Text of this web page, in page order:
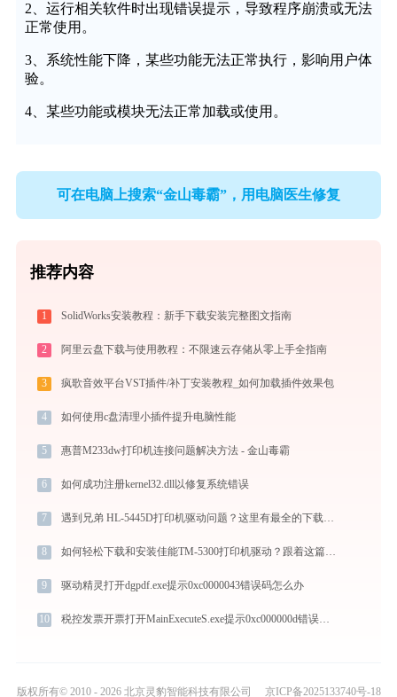
2、运行相关软件时出现错误提示，导致程序崩溃或无法
正常使用。
3、系统性能下降，某些功能无法正常执行，影响用户体
验。
4、某些功能或模块无法正常加载或使用。
可在电脑上搜索“金山毒霸”，用电脑医生修复
推荐内容
1 SolidWorks安装教程：新手下载安装完整图文指南
2 阿里云盘下载与使用教程：不限速云存储从零上手全指南
3 疯歌音效平台VST插件/补丁安装教程_如何加载插件效果包
4 如何使用c盘清理小插件提升电脑性能
5 惠普M233dw打印机连接问题解决方法 - 金山毒霸
6 如何成功注册kernel32.dll以修复系统错误
7 遇到兄弟 HL-5445D打印机驱动问题？这里有最全的下载及安装指导
8 如何轻松下载和安装佳能TM-5300打印机驱动？跟着这篇指南走
9 驱动精灵打开dgpdf.exe提示0xc0000043错误码怎么办
10 税控发票开票打开MainExecuteS.exe提示0xc000000d错误码怎么办
版权所有© 2010 - 2026 北京灵豹智能科技有限公司 京ICP备2025133740号-18